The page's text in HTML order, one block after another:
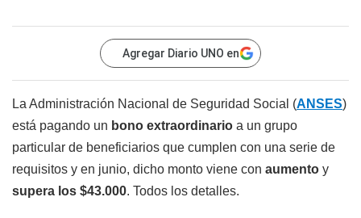
Agregar Diario UNO en
La Administración Nacional de Seguridad Social (ANSES)
está pagando un bono extraordinario a un grupo
particular de beneficiarios que cumplen con una serie de
requisitos y en junio, dicho monto viene con aumento y
supera los $43.000. Todos los detalles.